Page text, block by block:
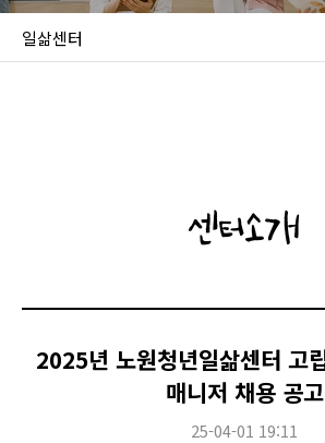
일삶센터
센터소개
2025년 노원청년일삶센터 고
매니저 채용 공고
25-04-01 19:11